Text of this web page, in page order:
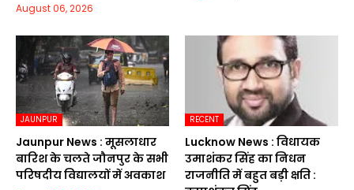
August 06, 2026
JAUNPUR
Jaunpur News : मूसलाधार
बारिश के चलते जौनपुर के सभी
परिषदीय विद्यालयों में अवकाश
RECENT
Lucknow News : विधायक
उमाशंकर सिंह का निधन
राजनीति में बहुत बड़ी क्षति :